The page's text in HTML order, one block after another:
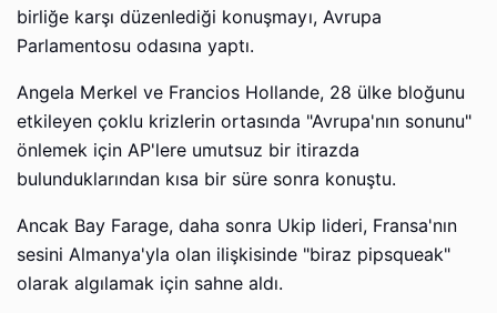
birliğe karşı düzenlediği konuşmayı, Avrupa
Parlamentosu odasına yaptı.
Angela Merkel ve Francios Hollande, 28 ülke bloğunu
etkileyen çoklu krizlerin ortasında "Avrupa'nın sonunu"
önlemek için AP'lere umutsuz bir itirazda
bulunduklarından kısa bir süre sonra konuştu.
Ancak Bay Farage, daha sonra Ukip lideri, Fransa'nın
sesini Almanya'yla olan ilişkisinde "biraz pipsqueak"
olarak algılamak için sahne aldı.